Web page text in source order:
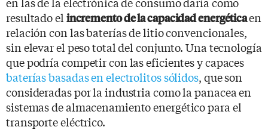
resultado el incremento de la capacidad energéticaen
relación con las baterías de litio convencionales,
sin elevar el peso total del conjunto. Una tecnología
que podría competir con las eficientes y capaces
baterías basadas en electrolitos sólidos, que son
consideradas por la industria como la panacea en
sistemas de almacenamiento energético para el
transporte eléctrico.